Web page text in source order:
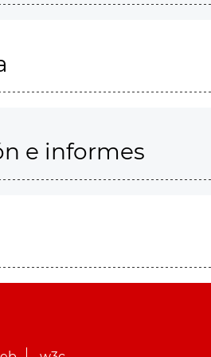
e informes